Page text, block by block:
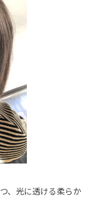
、光に透ける柔らか